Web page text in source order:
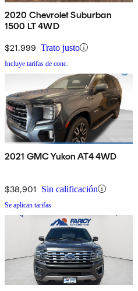
2020 Chevrolet Suburban
1500 LT 4WD
$21,999 Trato justo
Incluye tarifas de conc.
2021 GMC Yukon AT4 4WD
$38,901 Sin calificación
Se aplican tarifas